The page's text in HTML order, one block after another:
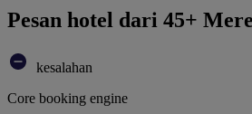
Pesan hotel dari 45+
kesalahan
Core booking engine